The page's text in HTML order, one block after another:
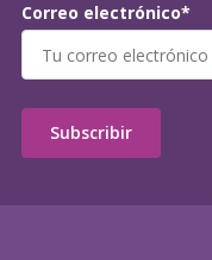
Correo electrónico*
Subscribir